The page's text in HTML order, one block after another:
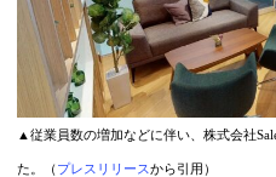
▲従業員数の増加などに伴い、株式会社
た。（プレスリリースから引用）